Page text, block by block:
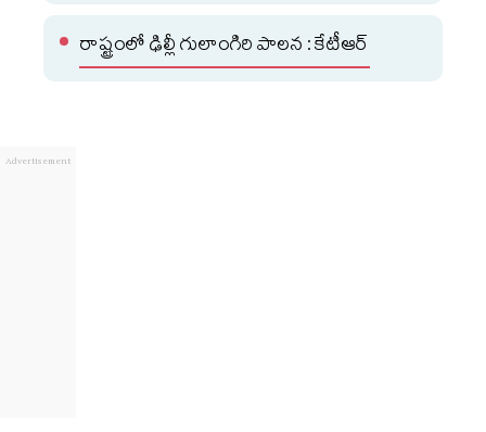
రాష్ట్రంలో ఢిల్లీ గులాంగిరి పాలన : కేటీఆర్